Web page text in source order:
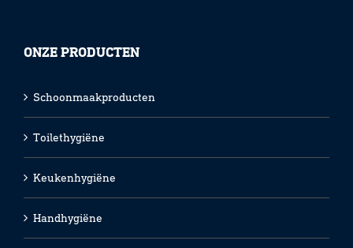
ONZE PRODUCTEN
Schoonmaakproducten
Toilethygiëne
Keukenhygiëne
Handhygiëne